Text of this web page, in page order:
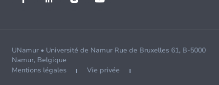
UNamur • Université de Namur Rue de Bruxelles 61, B-5000
Namur, Belgique
Mentions légales
Vie privée